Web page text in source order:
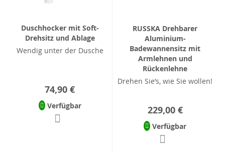
Duschhocker mit Soft-
Drehsitz und Ablage
Wendig unter der Dusche
74,90 €
Verfügbar
RUSSKA Drehbarer
Aluminium-
Badewannensitz mit
Armlehnen und
Rückenlehne
Drehen Sie’s, wie Sie wollen!
229,00 €
Verfügbar